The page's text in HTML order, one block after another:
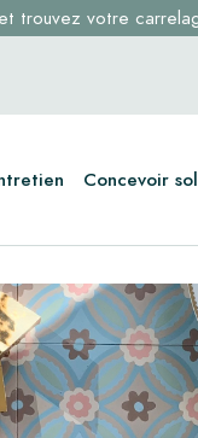
trouvez votre
Concevoir